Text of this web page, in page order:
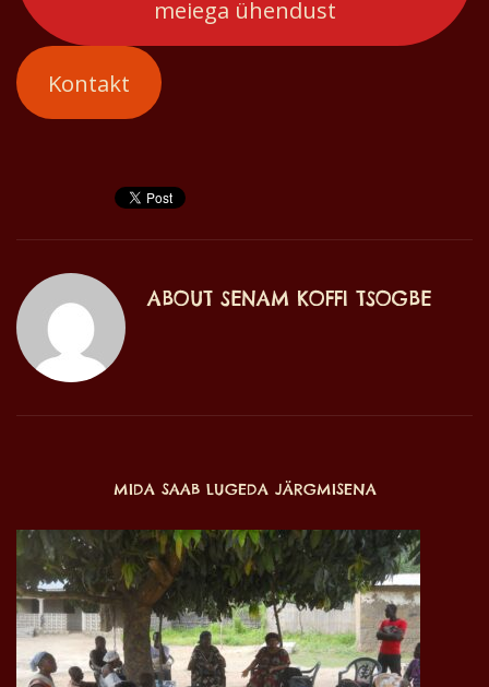
meiega ühendust
Kontakt
ABOUT SENAM KOFFI TSOGBE
MIDA SAAB LUGEDA JÄRGMISENA